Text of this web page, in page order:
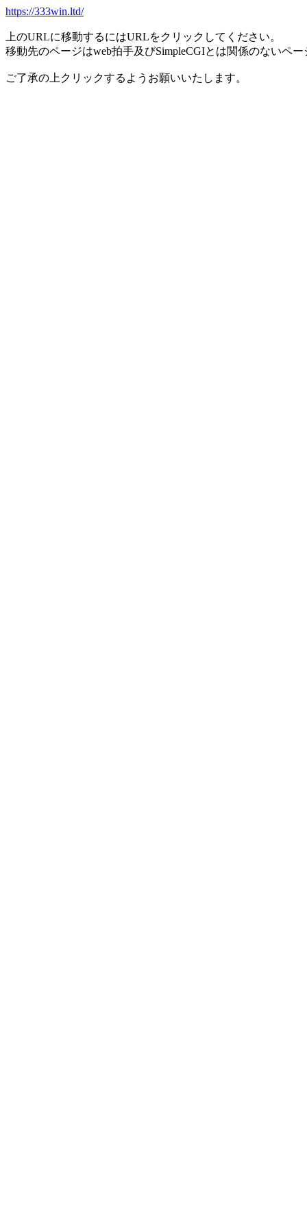
https://333win.ltd/
上のURLに移動するにはURLをクリックしてください。
移動先のページはweb拍手及びSimpleCGIとは関係のないペ
ご了承の上クリックするようお願いいたします。